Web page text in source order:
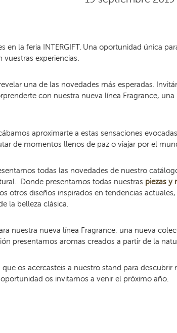
en la feria INTERGIFT. Una oportunidad única
experiencias.
una de las novedades más esperadas.
con nuestra nueva línea Fragrance,
aproximarte a estas sensaciones
de momentos llenos de paz o viajar por el
todas las novedades de nuestro
Donde presentamos todas nuestras piezas y
otros diseños inspirados en tendencias
la belleza clásica.
nuestra nueva línea Fragrance, una nueva
presentamos aromas creados a partir de la
os acercasteis a nuestro stand para descubrir
os invitamos a venir el próximo año.